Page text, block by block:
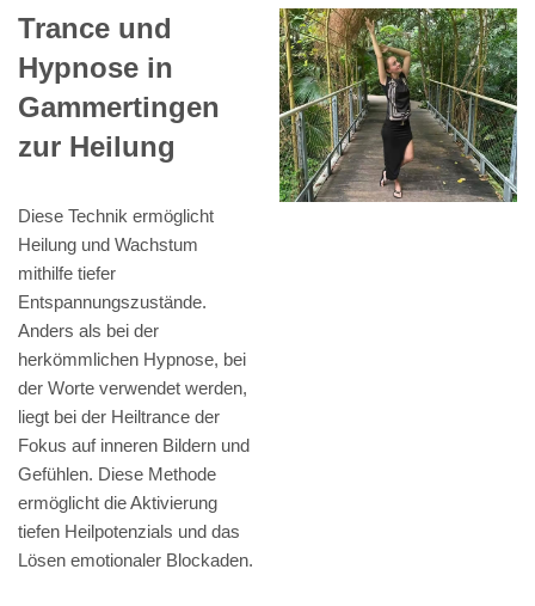
Trance und
Hypnose in
Gammertingen
zur Heilung
Diese Technik ermöglicht
Heilung und Wachstum
mithilfe tiefer
Entspannungszustände.
Anders als bei der
herkömmlichen Hypnose, bei
der Worte verwendet werden,
liegt bei der Heiltrance der
Fokus auf inneren Bildern und
Gefühlen. Diese Methode
ermöglicht die Aktivierung
tiefen Heilpotenzials und das
Lösen emotionaler Blockaden.